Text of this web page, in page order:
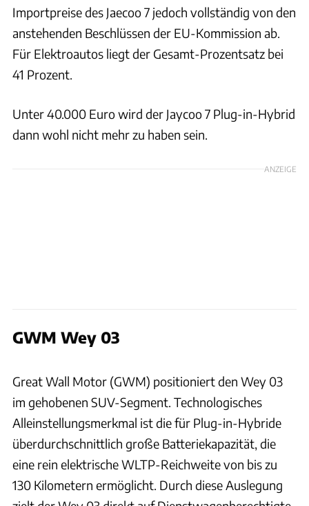
Importpreise des Jaecoo 7 jedoch vollständig von den
anstehenden Beschlüssen der EU-Kommission ab.
Für Elektroautos liegt der Gesamt-Prozentsatz bei
41 Prozent.
Unter 40.000 Euro wird der Jaycoo 7 Plug-in-Hybrid
dann wohl nicht mehr zu haben sein.
ANZEIGE
GWM Wey 03
Great Wall Motor (GWM) positioniert den Wey 03
im gehobenen SUV-Segment. Technologisches
Alleinstellungsmerkmal ist die für Plug-in-Hybride
überdurchschnittlich große Batteriekapazität, die
eine rein elektrische WLTP-Reichweite von bis zu
130 Kilometern ermöglicht. Durch diese Auslegung